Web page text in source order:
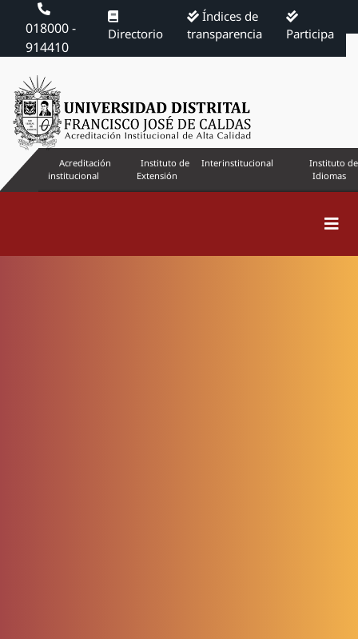
018000 -
914410
Directorio
Índices de
transparencia
Participa
Acreditación
institucional
Instituto de
Extensión
Interinstitucional
Instituto de
Idiomas